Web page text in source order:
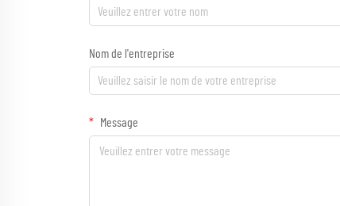
Nom de l'entreprise
Message